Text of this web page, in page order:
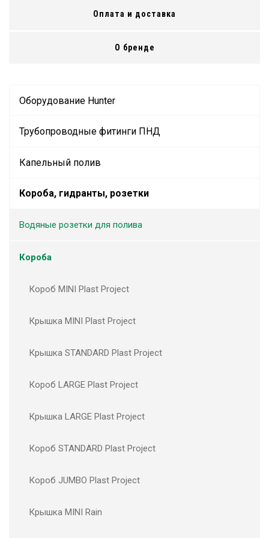
Оплата и доставка
О бренде
Оборудование Hunter
Трубопроводные фитинги ПНД
Капельный полив
Короба, гидранты, розетки
Водяные розетки для полива
Короба
Короб MINI Plast Project
Крышка MINI Plast Project
Крышка STANDARD Plast Project
Короб LARGE Plast Project
Крышка LARGE Plast Project
Короб STANDARD Plast Project
Короб JUMBO Plast Project
Крышка MINI Rain